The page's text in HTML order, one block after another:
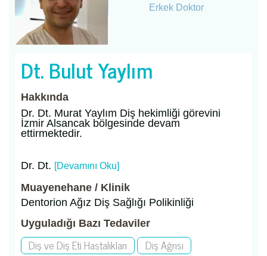
Erkek Doktor
Dt. Bulut Yaylım
Hakkında
Dr. Dt. Murat Yaylım Diş hekimliği görevini
İzmir Alsancak bölgesinde devam
ettirmektedir.
Dr. Dt. [Devamını Oku]
Muayenehane / Klinik
Dentorion Ağız Diş Sağlığı Polikinliği
Uyguladığı Bazı Tedaviler
Diş ve Diş Eti Hastalıkları
Diş Ağrısı